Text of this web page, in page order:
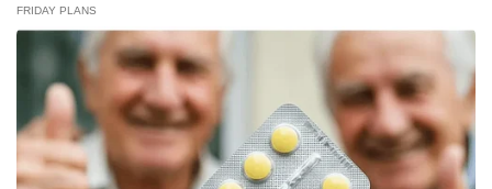
(ФОТО) Оваа позната пејачка преживеа страшна
сообраќајка: Автомобилот е целосно уништен,
првите детали ја шокираа јавноста!
(ФОТО) Нека почива во мир: Ова е момчето кое
загина со мотоцикл во Радишани